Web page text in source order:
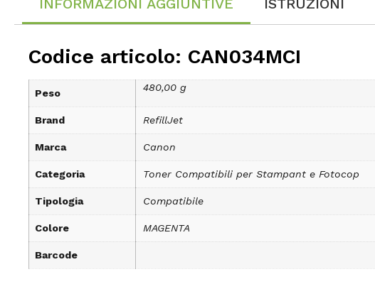
INFORMAZIONI AGGIUNTIVE ISTRUZIONI
Codice articolo: CAN034MCI
Peso 480,00 g
Brand RefillJet
Marca Canon
Categoria Toner Compatibili per Stampant e Fotocop
Tipologia Compatibile
Colore MAGENTA
Barcode